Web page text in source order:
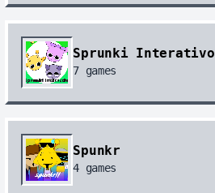
Sprunki Interativo
7 games
Spunkr
4 games